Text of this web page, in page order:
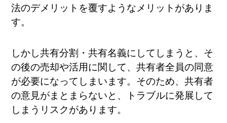
法のデメリットを覆すようなメリットがありま
す。
しかし共有分割・共有名義にしてしまうと、そ
の後の売却や活用に関して、共有者全員の同意
が必要になってしまいます。そのため、共有者
の意見がまとまらないと、トラブルに発展して
しまうリスクがあります。